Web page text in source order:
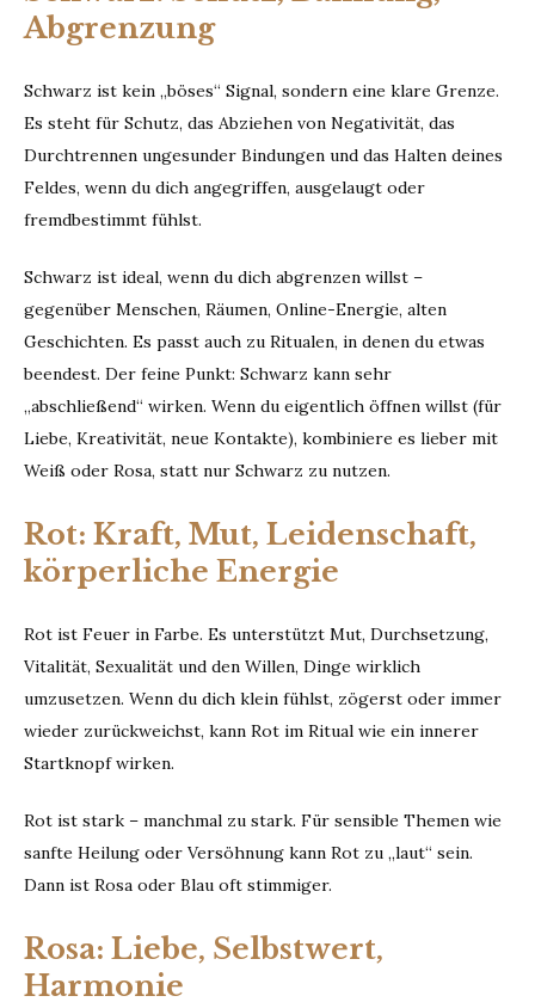
Abgrenzung
Schwarz ist kein „böses“ Signal, sondern eine klare Grenze.
Es steht für Schutz, das Abziehen von Negativität, das
Durchtrennen ungesunder Bindungen und das Halten deines
Feldes, wenn du dich angegriffen, ausgelaugt oder
fremdbestimmt fühlst.
Schwarz ist ideal, wenn du dich abgrenzen willst –
gegenüber Menschen, Räumen, Online-Energie, alten
Geschichten. Es passt auch zu Ritualen, in denen du etwas
beendest. Der feine Punkt: Schwarz kann sehr
„abschließend“ wirken. Wenn du eigentlich öffnen willst (für
Liebe, Kreativität, neue Kontakte), kombiniere es lieber mit
Weiß oder Rosa, statt nur Schwarz zu nutzen.
Rot: Kraft, Mut, Leidenschaft,
körperliche Energie
Rot ist Feuer in Farbe. Es unterstützt Mut, Durchsetzung,
Vitalität, Sexualität und den Willen, Dinge wirklich
umzusetzen. Wenn du dich klein fühlst, zögerst oder immer
wieder zurückweichst, kann Rot im Ritual wie ein innerer
Startknopf wirken.
Rot ist stark – manchmal zu stark. Für sensible Themen wie
sanfte Heilung oder Versöhnung kann Rot zu „laut“ sein.
Dann ist Rosa oder Blau oft stimmiger.
Rosa: Liebe, Selbstwert,
Harmonie